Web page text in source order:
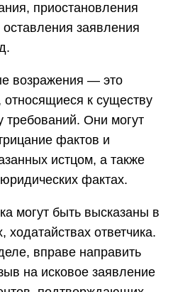
приостановления
заявления
возражения — это
относящиеся к существу
Они могут
фактов и
истцом, а также
фактах.
могут быть высказаны в
ходатайствах ответчика.
вправе направить
на исковое заявление